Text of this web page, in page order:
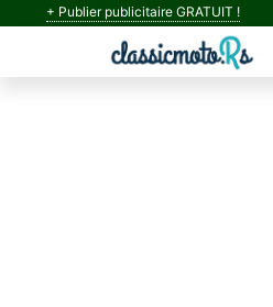
+ Publier publicitaire GRATUIT !